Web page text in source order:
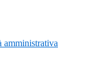
amministrativa